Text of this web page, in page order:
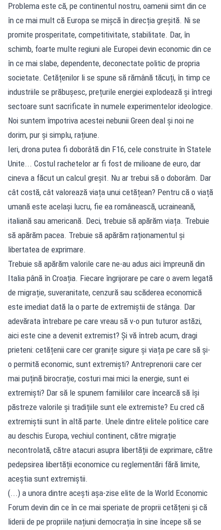
Problema este că, pe continentul nostru, oamenii simt din ce
în ce mai mult că Europa se mișcă în direcția greșită. Ni se
promite prosperitate, competitivitate, stabilitate. Dar, în
schimb, foarte multe regiuni ale Europei devin economic din ce
în ce mai slabe, dependente, deconectate politic de propria
societate. Cetățenilor li se spune să rămână tăcuți, în timp ce
industriile se prăbușesc, prețurile energiei explodează și întregi
sectoare sunt sacrificate în numele experimentelor ideologice.
Noi suntem împotriva acestei nebunii Green deal și noi ne
dorim, pur și simplu, rațiune.
Ieri, drona putea fi doborâtă din F16, cele construite în Statele
Unite... Costul rachetelor ar fi fost de milioane de euro, dar
cineva a făcut un calcul greșit. Nu ar trebui să o doborâm. Dar
cât costă, cât valorează viața unui cetățean? Pentru că o viață
umană este același lucru, fie ea românească, ucraineană,
italiană sau americană. Deci, trebuie să apărăm viața. Trebuie
să apărăm pacea. Trebuie să apărăm raționamentul și
libertatea de exprimare.
Trebuie să apărăm valorile care ne-au adus aici împreună din
Italia până în Croația. Fiecare îngrijorare pe care o avem legată
de migrație, suveranitate, cenzură sau scăderea economică
este imediat dată la o parte de extremiștii de stânga. Dar
adevărata întrebare pe care vreau să v-o pun tuturor astăzi,
aici este cine a devenit extremist? Și vă întreb acum, dragi
prieteni: cetățenii care cer granițe sigure și viața pe care să și-
o permită economic, sunt extremiști? Antreprenorii care cer
mai puțină birocrație, costuri mai mici la energie, sunt ei
extremiști? Dar să le spunem familiilor care încearcă să își
păstreze valorile și tradițiile sunt ele extremiste? Eu cred că
extremiștii sunt în altă parte. Unele dintre elitele politice care
au deschis Europa, vechiul continent, către migrație
necontrolată, către atacuri asupra libertății de exprimare, către
pedepsirea libertății economice cu reglementări fără limite,
aceștia sunt extremiștii.
(...) a unora dintre acești așa-zise elite de la World Economic
Forum devin din ce în ce mai speriate de proprii cetățeni și că
liderii de pe propriile națiuni democrația în sine începe să se